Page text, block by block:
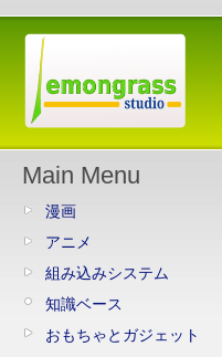
Main Menu
漫画
アニメ
組み込みシステム
知識ベース
おもちゃとガジェット